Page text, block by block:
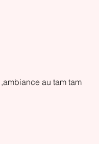
au tam tam